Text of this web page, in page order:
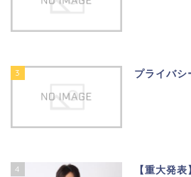
3 プライバシ
4
【重大発